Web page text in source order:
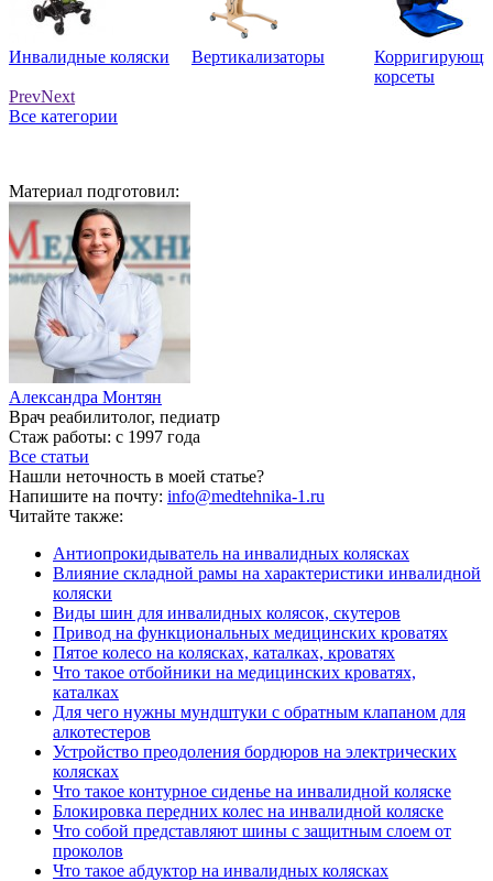
Инвалидные коляски Вертикализаторы
корсеты
PrevNext
Все категории
Материал подготовил:
Александра Монтян
Врач реабилитолог, педиатр
Стаж работы: с 1997 года
Все статьи
Нашли неточность в моей статье?
Напишите на почту: info@medtehnika-1.ru
Читайте также:
Антиопрокидыватель на инвалидных колясках
Влияние складной рамы на характеристики инвалидной
коляски
Виды шин для инвалидных колясок, скутеров
Привод на функциональных медицинских кроватях
Пятое колесо на колясках, каталках, кроватях
Что такое отбойники на медицинских кроватях,
каталках
Для чего нужны мундштуки с обратным клапаном для
алкотестеров
Устройство преодоления бордюров на электрических
колясках
Что такое контурное сиденье на инвалидной коляске
Блокировка передних колес на инвалидной коляске
Что собой представляют шины с защитным слоем от
проколов
Что такое абдуктор на инвалидных колясках